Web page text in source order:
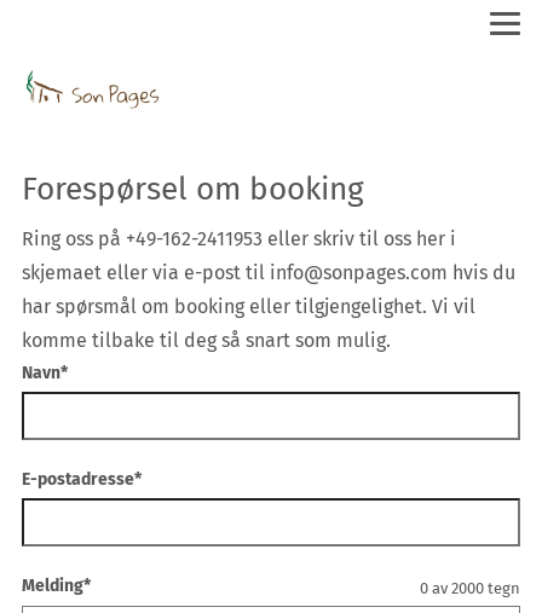
Forespørsel om booking
Ring oss på +49-162-2411953 eller skriv til oss her i
skjemaet eller via e-post til info@sonpages.com hvis du
har spørsmål om booking eller tilgjengelighet. Vi vil
komme tilbake til deg så snart som mulig.
Navn*
E-postadresse*
Melding* 0 av 2000 tegn
Hvis du ser dette feltet, må du la det stå tomt.